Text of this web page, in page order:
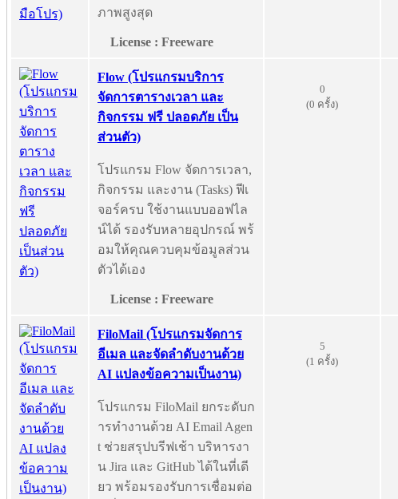
ภาพสูงสุด
License : Freeware
Flow (โปรแกรมบริการ
จัดการตารางเวลา และ
กิจกรรม ฟรี ปลอดภัย เป็น
ส่วนตัว)
โปรแกรม Flow จัดการเวลา,
กิจกรรม และงาน (Tasks) ฟีเ
จอร์ครบ ใช้งานแบบออฟไล
น์ได้ รองรับหลายอุปกรณ์ พร้
อมให้คุณควบคุมข้อมูลส่วน
ตัวได้เอง
License : Freeware
0
(0 ครั้ง)
FiloMail (โปรแกรมจัดการ
อีเมล และจัดลำดับงานด้วย
AI แปลงข้อความเป็นงาน)
โปรแกรม FiloMail ยกระดับก
ารทำงานด้วย AI Email Agen
t ช่วยสรุปบรีฟเช้า บริหารงา
น Jira และ GitHub ได้ในที่เดี
ยว พร้อมรองรับการเชื่อมต่อ
5
(1 ครั้ง)